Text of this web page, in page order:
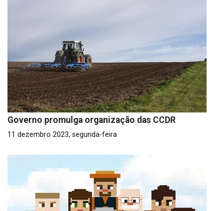
Governo promulga organização das CCDR
11 dezembro 2023, segunda-feira